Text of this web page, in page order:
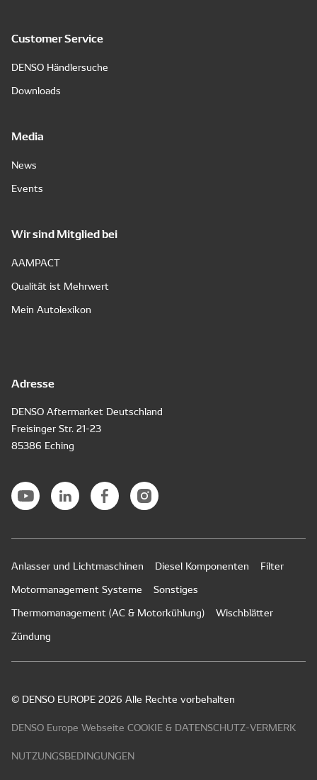
Customer Service
DENSO Händlersuche
Downloads
Media
News
Events
Wir sind Mitglied bei
AAMPACT
Qualität ist Mehrwert
Mein Autolexikon
Adresse
DENSO Aftermarket Deutschland
Freisinger Str. 21-23
85386 Eching
Anlasser und Lichtmaschinen Diesel Komponenten
Filter
Motormanagement Systeme
Sonstiges
Thermomanagement (AC & Motorkühlung)
Wischblätter
Zündung
© DENSO EUROPE 2026 Alle Rechte vorbehalten
DENSO Europe Webseite COOKIE & DATENSCHUTZ-VERMERK
NUTZUNGSBEDINGUNGEN